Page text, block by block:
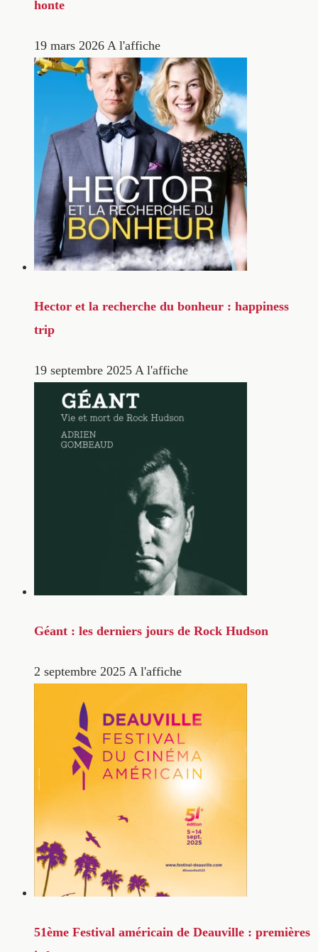
honte
19 mars 2026 A l'affiche
Hector et la recherche du bonheur : happiness
trip
19 septembre 2025 A l'affiche
Géant : les derniers jours de Rock Hudson
2 septembre 2025 A l'affiche
51ème Festival américain de Deauville : premières